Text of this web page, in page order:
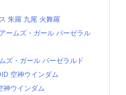
朱羅 九尾 火舞羅
ームズ・ガール バーゼラル
ズ・ガール バーゼラルド
空神ウインダム
神ウインダム